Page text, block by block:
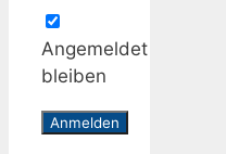
Angemeldet
bleiben